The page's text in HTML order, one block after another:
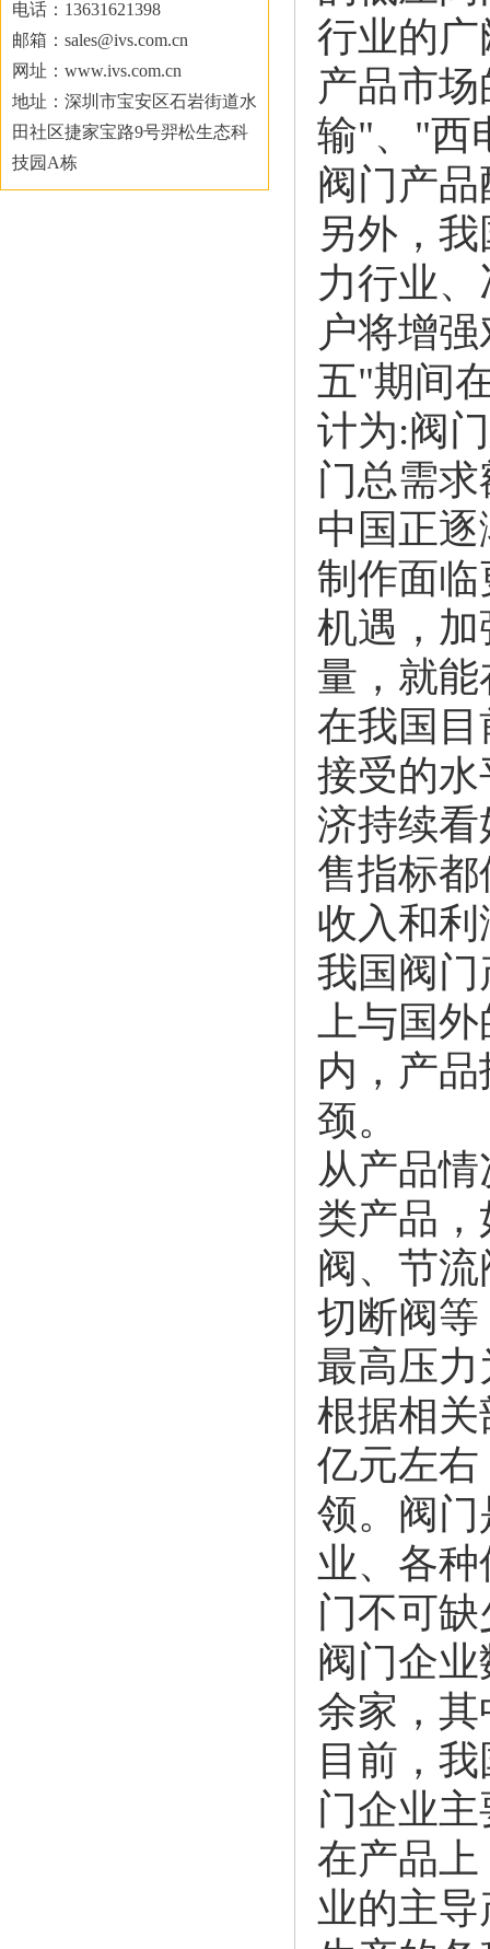
电话：13631621398
邮箱：sales@ivs.com.cn
网址：www.ivs.com.cn
地址：深圳市宝安区石岩街道水
田社区捷家宝路9号羿松生态科
技园A栋
行业的
产品市
输"、"西
阀门产
另外，
力行业
户将增
五"期间
计为:阀
门总需
中国正
制作面
机遇，
量，就
在我国
接受的
济持续
售指标
收入和
我国阀
上与国
内，产
颈。
从产品
类产品
阀、节
切断阀
最高压力
根据相
亿元左
领。阀
业、各
门不可
阀门企
余家，
目前，
门企业
在产品
业的主